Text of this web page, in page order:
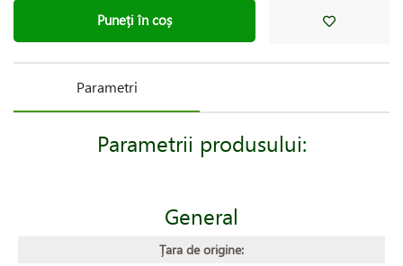
Puneți în coș
Parametri
Parametrii produsului:
General
Țara de origine: